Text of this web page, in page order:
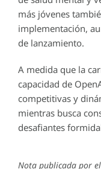
más jóvenes
implementación,
de lanzamiento.
A medida que la
capacidad de
competitivas y
mientras busca
desafiantes
Nota publicada por